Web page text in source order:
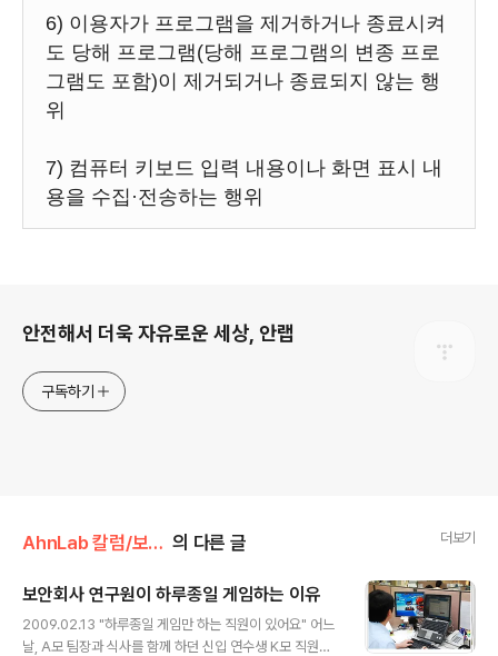
6) 이용자가 프로그램을 제거하거나 종료시켜
도 당해 프로그램(당해 프로그램의 변종 프로
그램도 포함)이 제거되거나 종료되지 않는 행
위
7) 컴퓨터 키보드 입력 내용이나 화면 표시 내
용을 수집·전송하는 행위
안전해서 더욱 자유로운 세상, 안랩
구독하기
AhnLab 칼럼/보안실록 의 다른 글 더보기
보안회사 연구원이 하루종일 게임하는 이유
2009.02.13 "하루종일 게임만 하는 직원이 있어요" 어느
날, A모 팀장과 식사를 함께 하던 신입 연수생 K모 직원은